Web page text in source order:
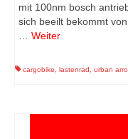
mit 100nm bosch
sich beeilt bekommt
… Weiter
cargobike, lastenrad , urban